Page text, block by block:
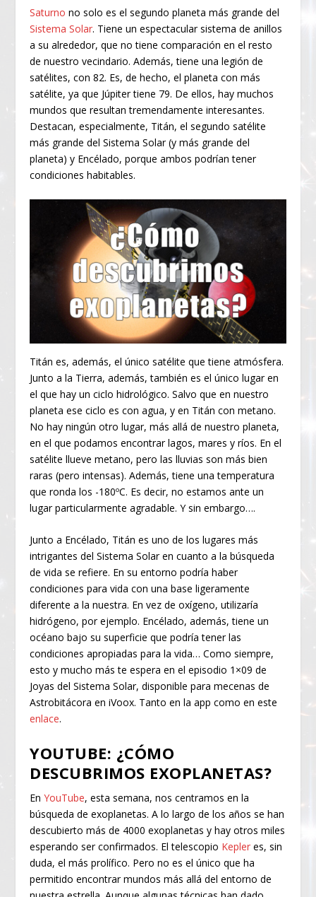
Saturno no solo es el segundo planeta más grande del
Sistema Solar. Tiene un espectacular sistema de anillos
a su alrededor, que no tiene comparación en el resto
de nuestro vecindario. Además, tiene una legión de
satélites, con 82. Es, de hecho, el planeta con más
satélite, ya que Júpiter tiene 79. De ellos, hay muchos
mundos que resultan tremendamente interesantes.
Destacan, especialmente, Titán, el segundo satélite
más grande del Sistema Solar (y más grande del
planeta) y Encélado, porque ambos podrían tener
condiciones habitables.
Titán es, además, el único satélite que tiene atmósfera.
Junto a la Tierra, además, también es el único lugar en
el que hay un ciclo hidrológico. Salvo que en nuestro
planeta ese ciclo es con agua, y en Titán con metano.
No hay ningún otro lugar, más allá de nuestro planeta,
en el que podamos encontrar lagos, mares y ríos. En el
satélite llueve metano, pero las lluvias son más bien
raras (pero intensas). Además, tiene una temperatura
que ronda los -180ºC. Es decir, no estamos ante un
lugar particularmente agradable. Y sin embargo….
Junto a Encélado, Titán es uno de los lugares más
intrigantes del Sistema Solar en cuanto a la búsqueda
de vida se refiere. En su entorno podría haber
condiciones para vida con una base ligeramente
diferente a la nuestra. En vez de oxígeno, utilizaría
hidrógeno, por ejemplo. Encélado, además, tiene un
océano bajo su superficie que podría tener las
condiciones apropiadas para la vida… Como siempre,
esto y mucho más te espera en el episodio 1×09 de
Joyas del Sistema Solar, disponible para mecenas de
Astrobitácora en iVoox. Tanto en la app como en este
enlace.
YOUTUBE: ¿CÓMO
DESCUBRIMOS EXOPLANETAS?
EnYouTube, esta semana, nos centramos en la
búsqueda de exoplanetas. A lo largo de los años se han
descubierto más de 4000 exoplanetas y hay otros miles
esperando ser confirmados. El telescopio Kepler es, sin
duda, el más prolífico. Pero no es el único que ha
permitido encontrar mundos más allá del entorno de